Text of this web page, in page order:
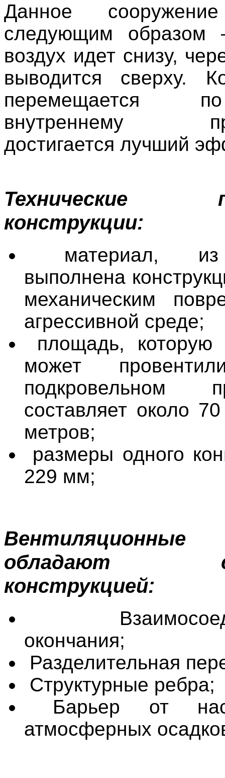
Данное
следующим образом
воздух идет снизу,
выводится сверху.
перемещается
внутреннему
достигается лучший
Технические
конструкции:
материал,
выполнена
механическим
агрессивной среде;
площадь, которую
может
подкровельном
составляет около
метров;
размеры одного
229 мм;
обладают
конструкцией:
окончания;
Разделительная
Структурные ребра;
Барьер от
атмосферных